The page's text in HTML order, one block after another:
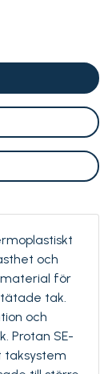
och
för
tak.
och
Protan SE-
taksystem